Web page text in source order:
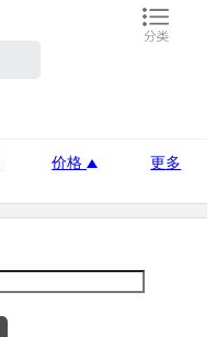
价格 更多